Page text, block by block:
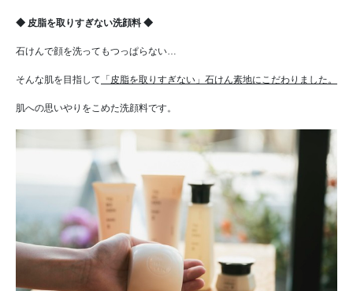
◆ 皮脂を取りすぎない洗顔料 ◆
石けんで顔を洗ってもつっぱらない…
そんな肌を目指して 「皮脂を取りすぎない」石けん素地にこだわりました。
肌への思いやりをこめた洗顔料です。